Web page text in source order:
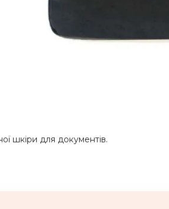
шкіри для документів.